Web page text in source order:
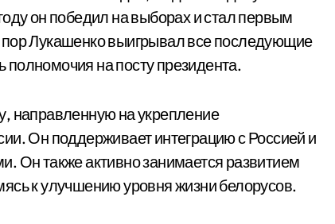
он победил на выборах и стал первым
Лукашенко выигрывал все последующие
на посту президента.
направленную на укрепление
Он поддерживает интеграцию с Россией и
Он также активно занимается развитием
к улучшению уровня жизни белорусов.